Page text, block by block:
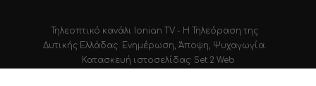
Τηλεοπτικό κανάλι Ionian TV - Η Τηλεόραση της
Δυτικής Ελλάδας. Ενημέρωση, Άποψη, Ψυχαγωγία.
Κατασκευή ιστοσελίδας: Set 2 Web